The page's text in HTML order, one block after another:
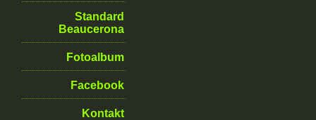
Standard
Beaucerona
Fotoalbum
Facebook
Kontakt